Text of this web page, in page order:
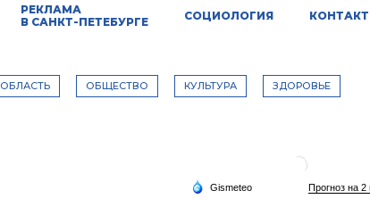
РЕКЛАМА
В САНКТ-ПЕТЕБУРГЕ
СОЦИОЛОГИЯ
ОБЛАСТЬ ОБЩЕСТВО КУЛЬТУРА ЗДОРОВЬЕ